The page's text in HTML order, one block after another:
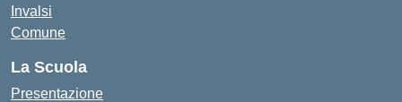
Invalsi
Comune
La Scuola
Presentazione